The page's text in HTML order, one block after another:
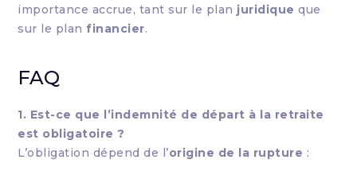
importance accrue, tant sur le plan juridique que
sur le plan financier.
FAQ
1. Est-ce que l’indemnité de départ à la retraite
est obligatoire ?
L’obligation dépend de l’origine de la rupture :